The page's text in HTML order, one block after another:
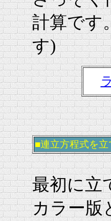
計算です
す)
■連立方程式を立
最初に立
カラー版